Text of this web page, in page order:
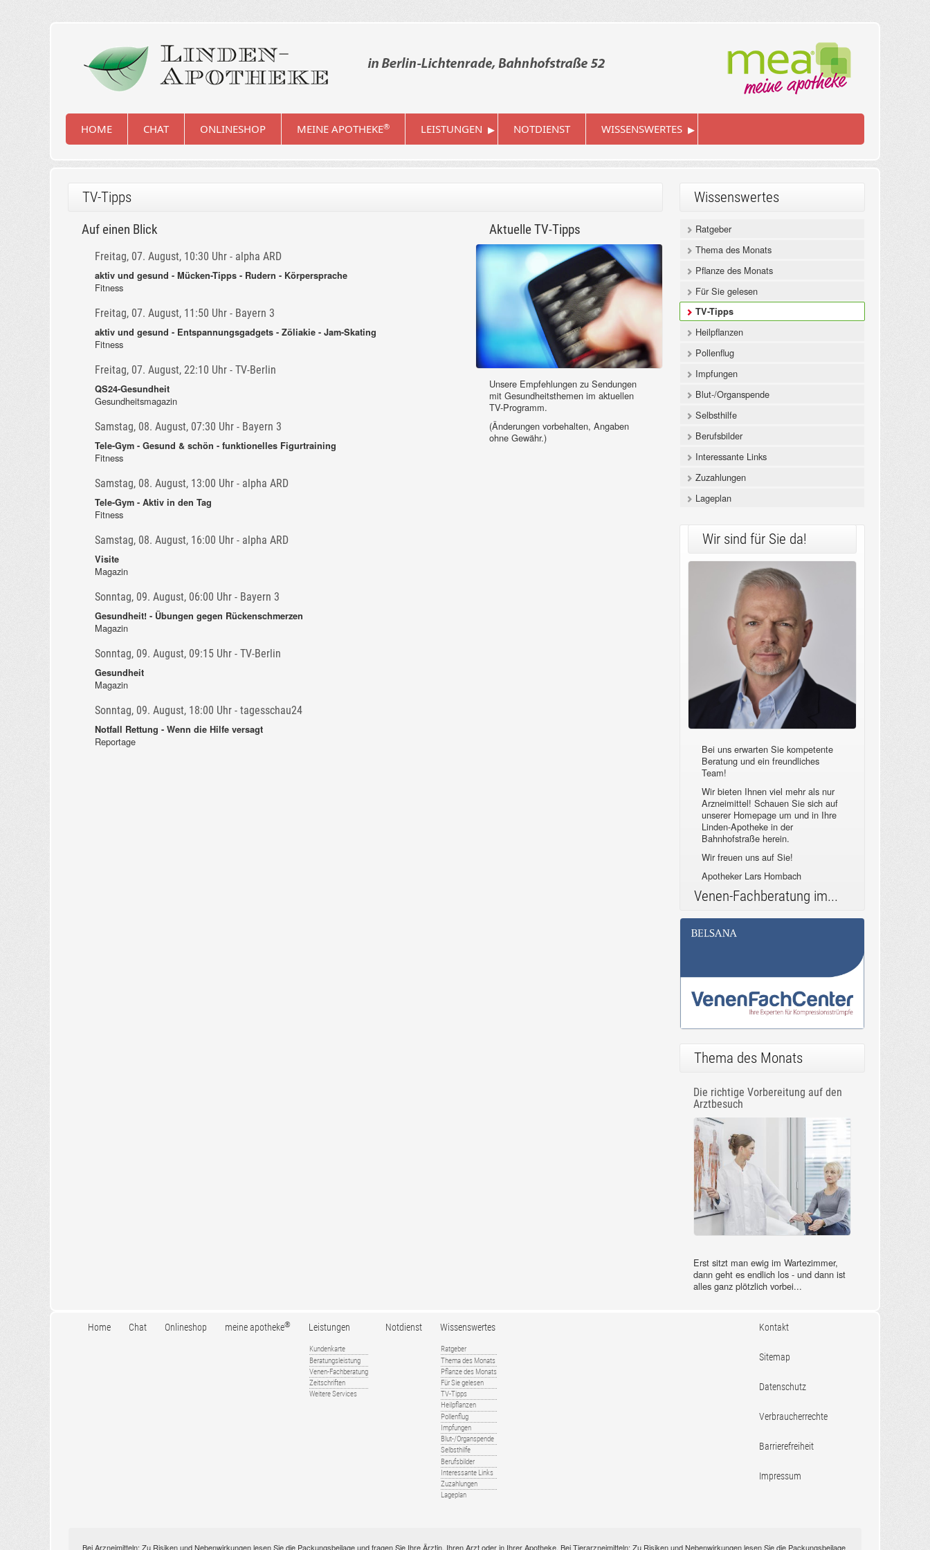
HOME CHAT ONLINESHOP MEINE APOTHEKE® LEISTUNGEN ▸ NOTDIENST WISSENSWERTES ▸
TV-Tipps
Aktuelle TV-Tipps
Unsere Empfehlungen zu Sendungen
mit Gesundheitsthemen im aktuellen
TV-Programm.
(Änderungen vorbehalten, Angaben
ohne Gewähr.)
Auf einen Blick
Freitag, 07. August, 10:30 Uhr - alpha ARD
aktiv und gesund - Mücken-Tipps - Rudern - Körpersprache
Fitness
Freitag, 07. August, 11:50 Uhr - Bayern 3
aktiv und gesund - Entspannungsgadgets - Zöliakie - Jam-Skating
Fitness
Freitag, 07. August, 22:10 Uhr - TV-Berlin
QS24-Gesundheit
Gesundheitsmagazin
Samstag, 08. August, 07:30 Uhr - Bayern 3
Tele-Gym - Gesund & schön - funktionelles Figurtraining
Fitness
Samstag, 08. August, 13:00 Uhr - alpha ARD
Tele-Gym - Aktiv in den Tag
Fitness
Samstag, 08. August, 16:00 Uhr - alpha ARD
Visite
Magazin
Sonntag, 09. August, 06:00 Uhr - Bayern 3
Gesundheit! - Übungen gegen Rückenschmerzen
Magazin
Sonntag, 09. August, 09:15 Uhr - TV-Berlin
Gesundheit
Magazin
Sonntag, 09. August, 18:00 Uhr - tagesschau24
Notfall Rettung - Wenn die Hilfe versagt
Reportage
Wissenswertes
Ratgeber
Thema des Monats
Pflanze des Monats
Für Sie gelesen
TV-Tipps
Heilpflanzen
Pollenflug
Impfungen
Blut-/Organspende
Selbsthilfe
Berufsbilder
Interessante Links
Zuzahlungen
Lageplan
Wir sind für Sie da!
Bei uns erwarten Sie kompetente
Beratung und ein freundliches
Team!
Wir bieten Ihnen viel mehr als nur
Arzneimittel! Schauen Sie sich auf
unserer Homepage um und in Ihre
Linden-Apotheke in der
Bahnhofstraße herein.
Wir freuen uns auf Sie!
Apotheker Lars Hombach
Venen-Fachberatung im...
Thema des Monats
Die richtige Vorbereitung auf den
Arztbesuch
Erst sitzt man ewig im Wartezimmer,
dann geht es endlich los - und dann ist
alles ganz plötzlich vorbei...
Home Chat Onlineshop meine apotheke® Leistungen
Kundenkarte
Beratungsleistung
Venen-Fachberatung
Zeitschriften
Weitere Services
Notdienst Wissenswertes
Ratgeber
Thema des Monats
Pflanze des Monats
Für Sie gelesen
TV-Tipps
Heilpflanzen
Pollenflug
Impfungen
Blut-/Organspende
Selbsthilfe
Berufsbilder
Interessante Links
Zuzahlungen
Lageplan
Kontakt
Sitemap
Datenschutz
Verbraucherrechte
Barrierefreiheit
Impressum
Bei Arzneimitteln: Zu Risiken und Nebenwirkungen lesen Sie die Packungsbeilage und fragen Sie Ihre Ärztin, Ihren Arzt oder in Ihrer Apotheke. Bei Tierarzneimitteln: Zu Risiken und Nebenwirkungen lesen Sie die Packungsbeilage